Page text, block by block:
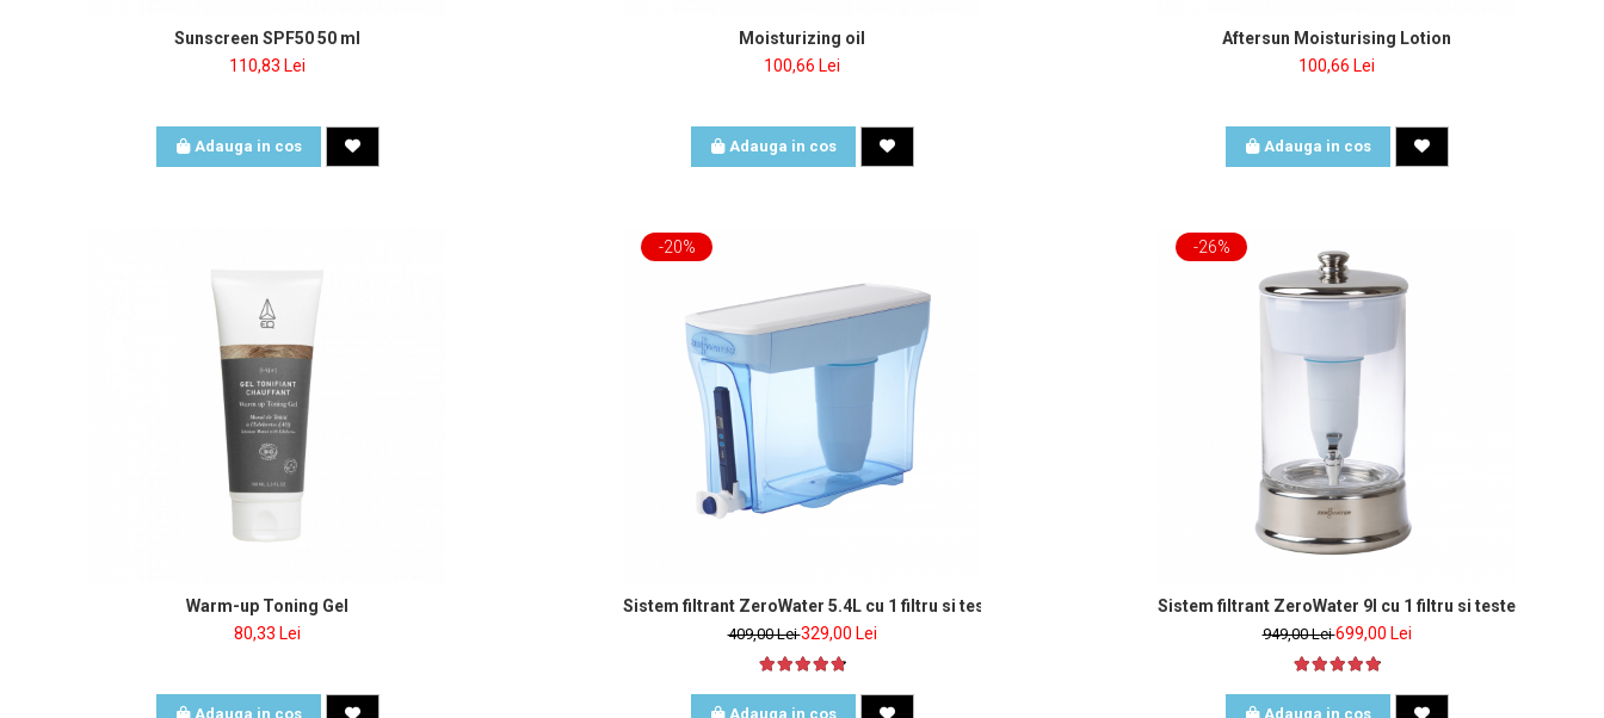
Sunscreen SPF50 50 ml
110,83 Lei
Adauga in cos
Moisturizing oil
100,66 Lei
Adauga in cos
Aftersun Moisturising Lotion
100,66 Lei
Adauga in cos
Warm-up Toning Gel
80,33 Lei
Adauga in cos
-20%
Sistem filtrant ZeroWater 5.4L cu 1 filtru si tester de apa inclus
409,00 Lei329,00 Lei
Adauga in cos
-26%
Sistem filtrant ZeroWater 9l cu 1 filtru si tester de apa
949,00 Lei699,00 Lei
Adauga in cos